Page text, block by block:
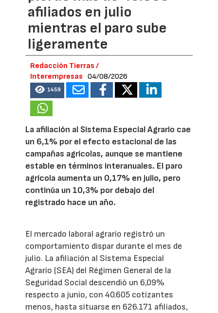
afiliados en julio
mientras el paro sube
ligeramente
Redacción Tierras /
Interempresas
04/08/2026
1459
La afiliación al Sistema Especial Agrario cae
un 6,1% por el efecto estacional de las
campañas agrícolas, aunque se mantiene
estable en términos interanuales. El paro
agrícola aumenta un 0,17% en julio, pero
continúa un 10,3% por debajo del
registrado hace un año.
El mercado laboral agrario registró un
comportamiento dispar durante el mes de
julio. La afiliación al Sistema Especial
Agrario (SEA) del Régimen General de la
Seguridad Social descendió un 6,09%
respecto a junio, con 40.605 cotizantes
menos, hasta situarse en 626.171 afiliados,